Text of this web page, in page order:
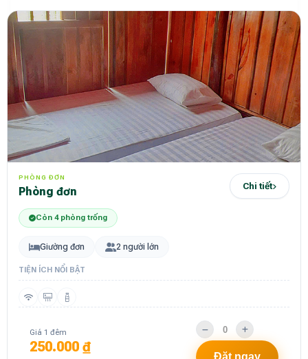
PHÒNG ĐƠN
phòng đơn Chi tiết
Còn 4 phòng trống
Giường đơn 2 người lớn
TIỆN ÍCH NỔI BẬT
Giá 1 đêm
250.000 ₫